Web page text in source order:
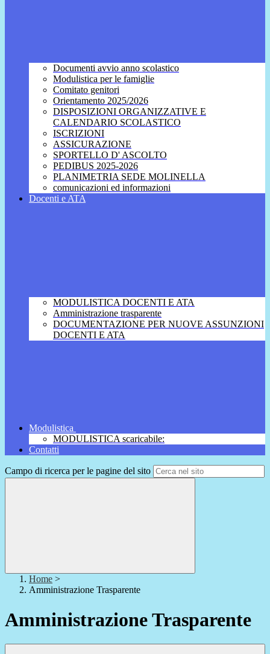
Documenti avvio anno scolastico
Modulistica per le famiglie
Comitato genitori
Orientamento 2025/2026
DISPOSIZIONI ORGANIZZATIVE E
CALENDARIO SCOLASTICO
ISCRIZIONI
ASSICURAZIONE
SPORTELLO D' ASCOLTO
PEDIBUS 2025-2026
PLANIMETRIA SEDE MOLINELLA
comunicazioni ed informazioni
Docenti e ATA
MODULISTICA DOCENTI E ATA
Amministrazione trasparente
DOCUMENTAZIONE PER NUOVE ASSUNZIONI
DOCENTI E ATA
Modulistica
MODULISTICA scaricabile:
Contatti
Campo di ricerca per le pagine del sito
Home >
Amministrazione Trasparente
Amministrazione Trasparente